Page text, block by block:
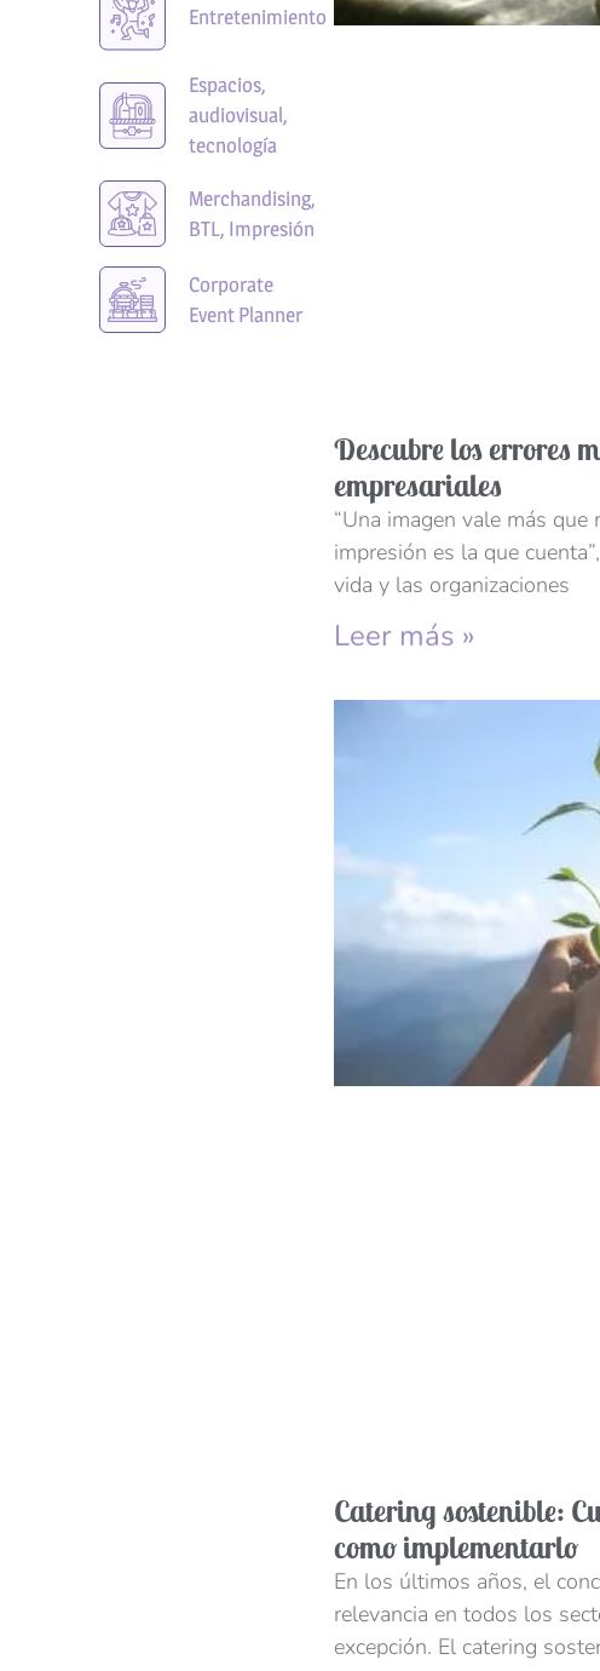
Entretenimiento
Espacios,
audiovisual,
tecnología
Merchandising,
BTL, Impresión
Corporate
Event Planner
Descubre los errores
empresariales
“Una imagen vale más que
impresión es la que
vida y las organizaciones
Leer más »
Catering sostenible:
como implementarlo
En los últimos años, el
relevancia en todos los
excepción. El catering